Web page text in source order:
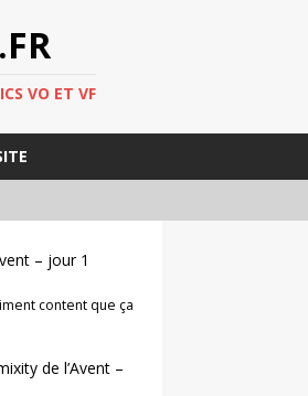
VO ET VF
– jour 1
content que ça
de l’Avent –